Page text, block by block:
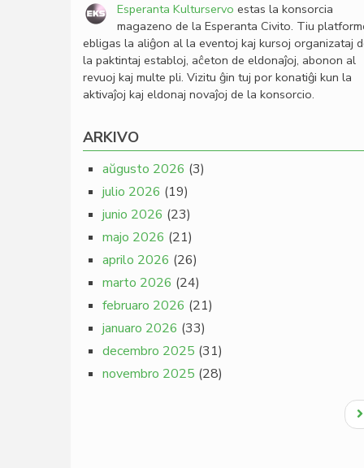
Esperanta Kulturservo estas la konsorcia
magazeno de la Esperanta Civito. Tiu
ebligas la aliĝon al la eventoj kaj kursoj organizataj
la paktintaj establoj, aĉeton de eldonaĵoj, abonon al
revuoj kaj multe pli. Vizitu ĝin tuj por konatiĝi kun la
aktivaĵoj kaj eldonaj novaĵoj de la konsorcio.
ARKIVO
aŭgusto 2026 (3)
julio 2026 (19)
junio 2026 (23)
majo 2026 (21)
aprilo 2026 (26)
marto 2026 (24)
februaro 2026 (21)
januaro 2026 (33)
decembro 2025 (31)
novembro 2025 (28)